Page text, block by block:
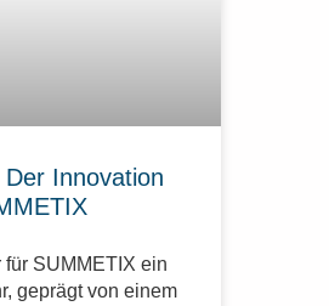
Innovation
SUMMETIX ein
geprägt von einem